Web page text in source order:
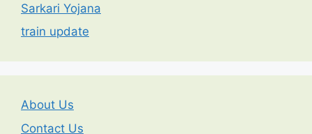
Sarkari Yojana
train update
About Us
Contact Us